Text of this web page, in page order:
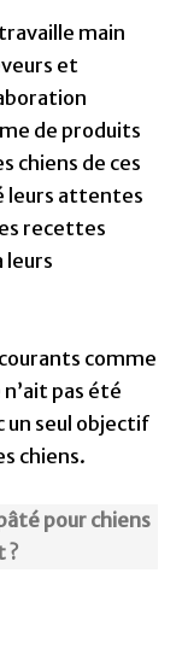
main
et
de produits
chiens de ces
leurs attentes
recettes
leurs
comme
pas été
un seul objectif
chiens.
pour chiens
?